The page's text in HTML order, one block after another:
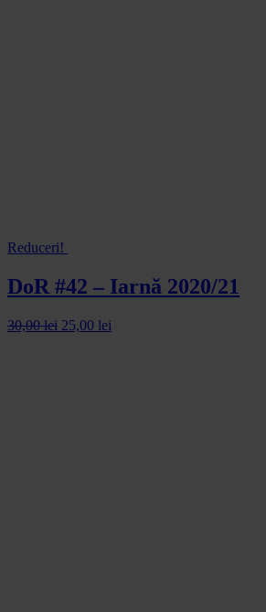
Reduceri!
DoR #42 – Iarnă 2020/21
30,00lei 25,00 lei